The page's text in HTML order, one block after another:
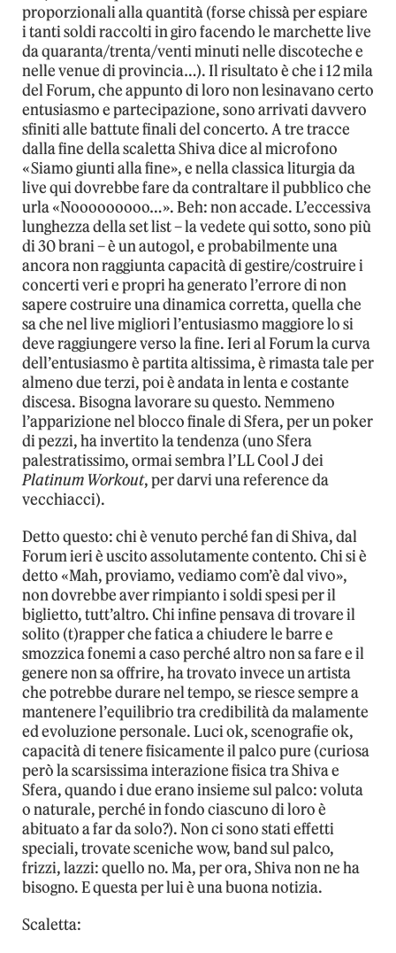
proporzionali alla quantità (forse chissà per espiare
i tanti soldi raccolti in giro facendo le marchette live
da quaranta/trenta/venti minuti nelle discoteche e
nelle venue di provincia…). Il risultato è che i 12 mila
del Forum, che appunto di loro non lesinavano certo
entusiasmo e partecipazione, sono arrivati davvero
sfiniti alle battute finali del concerto. A tre tracce
dalla fine della scaletta Shiva dice al microfono
«Siamo giunti alla fine», e nella classica liturgia da
live qui dovrebbe fare da contraltare il pubblico che
urla «Nooooooooo…». Beh: non accade. L’eccessiva
lunghezza della set list – la vedete qui sotto, sono più
di 30 brani – è un autogol, e probabilmente una
ancora non raggiunta capacità di gestire/costruire i
concerti veri e propri ha generato l’errore di non
sapere costruire una dinamica corretta, quella che
sa che nel live migliori l’entusiasmo maggiore lo si
deve raggiungere verso la fine. Ieri al Forum la curva
dell’entusiasmo è partita altissima, è rimasta tale per
almeno due terzi, poi è andata in lenta e costante
discesa. Bisogna lavorare su questo. Nemmeno
l’apparizione nel blocco finale di Sfera, per un poker
di pezzi, ha invertito la tendenza (uno Sfera
palestratissimo, ormai sembra l’LL Cool J dei
Platinum Workout, per darvi una reference da
vecchiacci).
Detto questo: chi è venuto perché fan di Shiva, dal
Forum ieri è uscito assolutamente contento. Chi si è
detto «Mah, proviamo, vediamo com’è dal vivo»,
non dovrebbe aver rimpianto i soldi spesi per il
biglietto, tutt’altro. Chi infine pensava di trovare il
solito (t)rapper che fatica a chiudere le barre e
smozzica fonemi a caso perché altro non sa fare e il
genere non sa offrire, ha trovato invece un artista
che potrebbe durare nel tempo, se riesce sempre a
mantenere l’equilibrio tra credibilità da malamente
ed evoluzione personale. Luci ok, scenografie ok,
capacità di tenere fisicamente il palco pure (curiosa
però la scarsissima interazione fisica tra Shiva e
Sfera, quando i due erano insieme sul palco: voluta
o naturale, perché in fondo ciascuno di loro è
abituato a far da solo?). Non ci sono stati effetti
speciali, trovate sceniche wow, band sul palco,
frizzi, lazzi: quello no. Ma, per ora, Shiva non ne ha
bisogno. E questa per lui è una buona notizia.
Scaletta: